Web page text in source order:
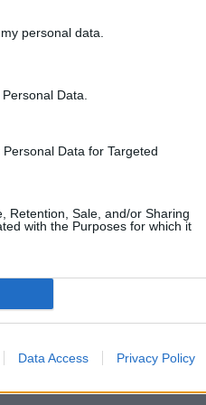
personal data.
Data.
Data for Targeted
Retention, Sale, and/or Sharing
with the Purposes for which it
Data Access Privacy Policy
llame de inmediato a su
ocurre cuando el corazón
(Actos®)
ya existe. Llame a su
insuficiencia cardiaca: